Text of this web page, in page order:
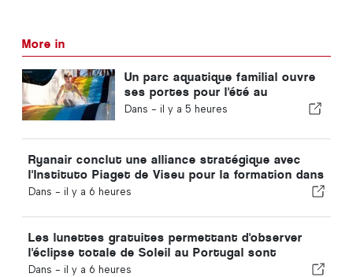
More in
Un parc aquatique familial ouvre
ses portes pour l'été au
Portugal avec des billets à 2 €
Dans - il y a 5 heures
Ryanair conclut une alliance stratégique avec
l'Instituto Piaget de Viseu pour la formation dans
le secteur aéronautique au Portugal
Dans - il y a 6 heures
Les lunettes gratuites permettant d'observer
l'éclipse totale de Soleil au Portugal sont
épuisées
Dans - il y a 6 heures